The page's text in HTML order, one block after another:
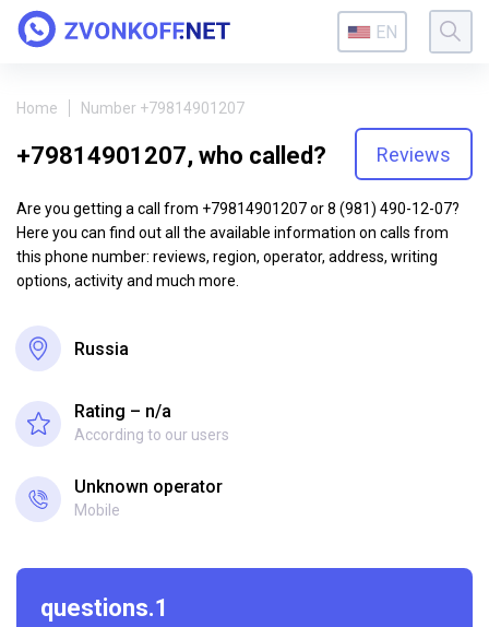
EN
Home Number +79814901207
+79814901207, who called? Reviews
Are you getting a call from +79814901207 or 8 (981) 490-12-07?
Here you can find out all the available information on calls from
this phone number: reviews, region, operator, address, writing
options, activity and much more.
Russia
Rating – n/a
According to our users
Unknown operator
Mobile
questions.1